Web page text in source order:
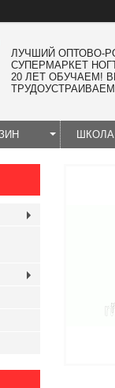
ЛУЧШИЙ ОПТОВО-
СУПЕРМАРКЕТ
20 ЛЕТ ОБУЧАЕМ!